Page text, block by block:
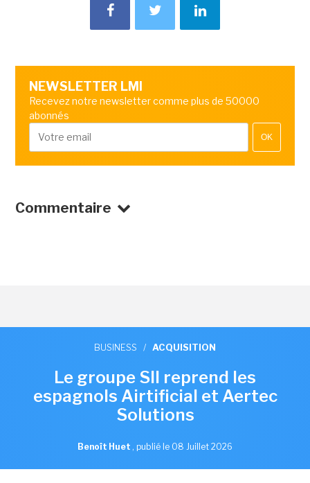
NEWSLETTER LMI
Recevez notre newsletter comme plus de 50000
abonnés
OK
Commentaire
BUSINESS / ACQUISITION
Le groupe SII reprend les
espagnols Airtificial et Aertec
Solutions
Benoît Huet , publié le 08 Juillet 2026